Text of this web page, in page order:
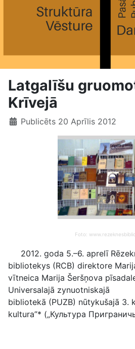
Latgalīšu
Krīvejā
Publicēts 20 Aprīlis 2012
Foto:
2012. goda 5.–6. aprelī
bibliotekys (RCB) direktore
vītneica Marija Šeršņova
Universalajā zynuotniskajā
bibliotekā (PUZB) nūtykušajā 3.
kultura”* („Культура